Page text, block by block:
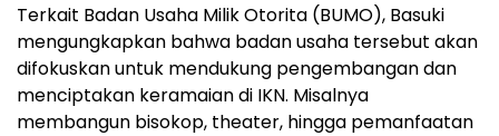
Terkait Badan Usaha Milik Otorita (BUMO), Basuki
mengungkapkan bahwa badan usaha tersebut akan
difokuskan untuk mendukung pengembangan dan
menciptakan keramaian di IKN. Misalnya
membangun bisokop, theater, hingga pemanfaatan